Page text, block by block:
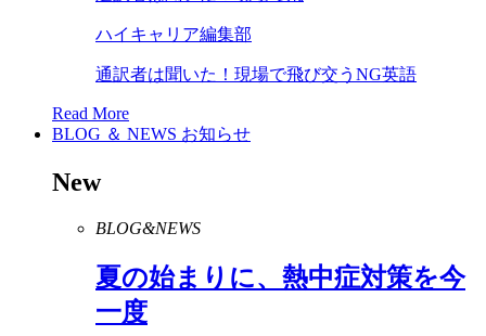
ハイキャリア編集部
通訳者は聞いた！現場で飛び交うNG英語
Read More
BLOG ＆ NEWS お知らせ
New
BLOG&NEWS
夏の始まりに、熱中症対策を今
一度